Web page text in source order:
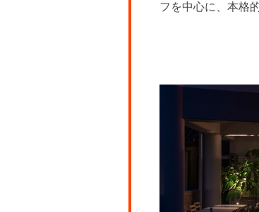
フを中心に、本格